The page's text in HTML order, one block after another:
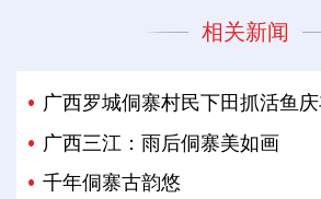
相关新闻
广西罗城侗寨村民下田抓活鱼
广西三江：雨后侗寨美如画
千年侗寨古韵悠